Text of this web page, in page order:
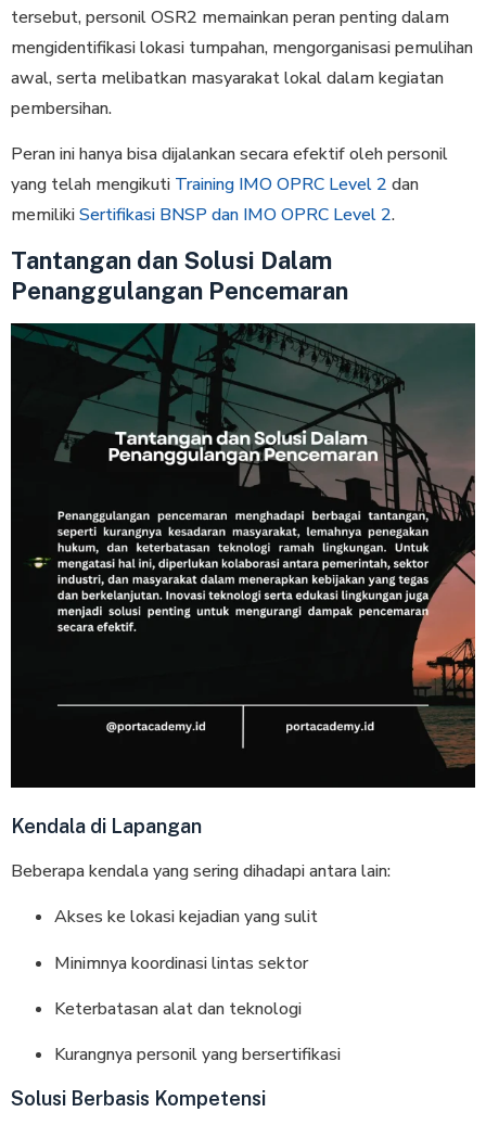
tersebut, personil OSR2 memainkan peran penting dalam
mengidentifikasi lokasi tumpahan, mengorganisasi pemulihan
awal, serta melibatkan masyarakat lokal dalam kegiatan
pembersihan.
Peran ini hanya bisa dijalankan secara efektif oleh personil
yang telah mengikuti Training IMO OPRC Level 2 dan
memilikiSertifikasi BNSP dan IMO OPRC Level 2.
Tantangan dan Solusi Dalam
Penanggulangan Pencemaran
Kendala di Lapangan
Beberapa kendala yang sering dihadapi antara lain:
Akses ke lokasi kejadian yang sulit
Minimnya koordinasi lintas sektor
Keterbatasan alat dan teknologi
Kurangnya personil yang bersertifikasi
Solusi Berbasis Kompetensi